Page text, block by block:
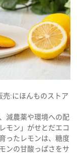
:にほんものストア
減農薬や環境への配
モン」がせとだエコ
ったレモンは、糖度
ンの甘酸っぱさをサ